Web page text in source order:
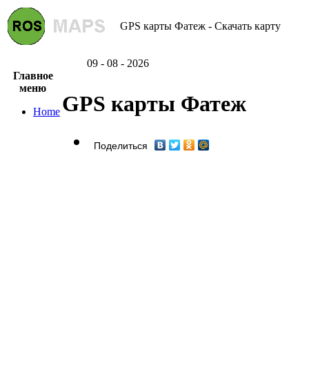
GPS карты Фатеж - Скачать карту
09 - 08 - 2026
Главное
меню
Home GPS карты Фатеж
Поделиться